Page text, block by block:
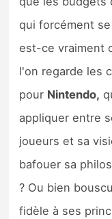
qui forcément
est-ce vraiment
l'on regarde les
pour Nintendo,
appliquer entre
joueurs et sa
bafouer sa
? Ou bien
fidèle à ses